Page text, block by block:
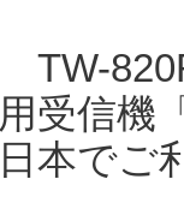
TW-
用受信機
日本でご